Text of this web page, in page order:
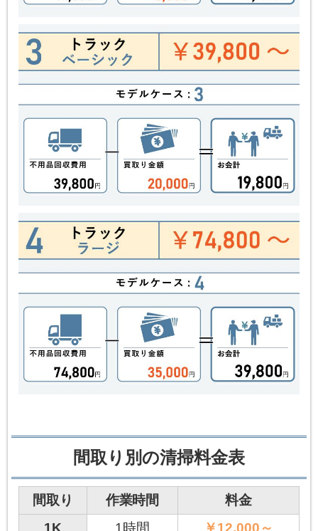
間取り別の清掃料金表
間取り 作業時間
料金